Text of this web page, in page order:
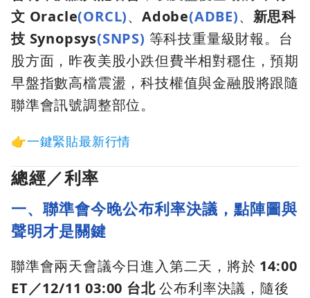
文 Oracle(ORCL)、Adobe(ADBE)、 新思科
技 Synopsys(SNPS) 等科技重量級財報。台
股方面，昨夜美股小跌但費半相對穩住，預期
早盤指數高檔震盪，科技權值與金融股將跟隨
聯準會訊號調整部位。
👉一鍵緊貼最新行情
總經／利率
一、聯準會今晚公布利率決議，點陣圖與
聲明才是關鍵
聯準會兩天會議今日進入第二天，將於 14:00
ET／12/11 03:00 台北公布利率決議，隨後